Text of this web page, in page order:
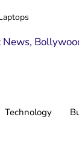
Technology